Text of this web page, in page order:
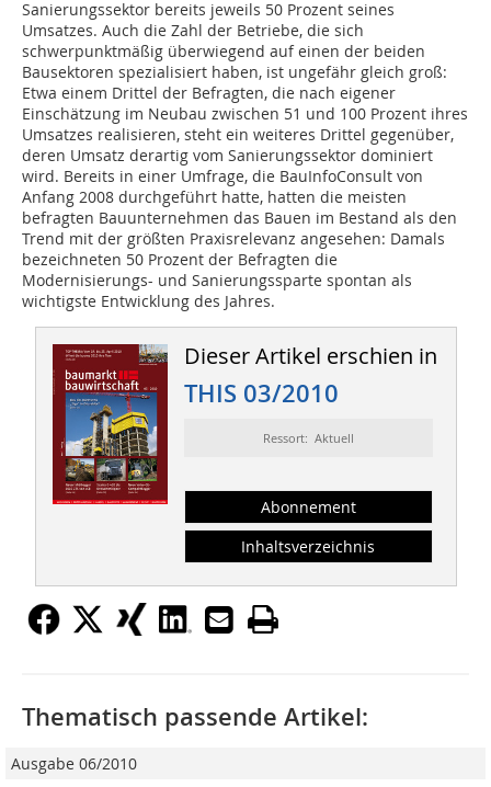
Sanierungssektor bereits jeweils 50 Prozent seines
Umsatzes. Auch die Zahl der Betriebe, die sich
schwerpunktmäßig überwiegend auf einen der beiden
Bausektoren spezialisiert haben, ist ungefähr gleich groß:
Etwa einem Drittel der Befragten, die nach eigener
Einschätzung im Neubau zwischen 51 und 100 Prozent ihres
Umsatzes realisieren, steht ein weiteres Drittel gegenüber,
deren Umsatz derartig vom Sanierungssektor dominiert
wird. Bereits in einer Umfrage, die BauInfoConsult von
Anfang 2008 durchgeführt hatte, hatten die meisten
befragten Bauunternehmen das Bauen im Bestand als den
Trend mit der größten Praxisrelevanz angesehen: Damals
bezeichneten 50 Prozent der Befragten die
Modernisierungs- und Sanierungssparte spontan als
wichtigste Entwicklung des Jahres.
Dieser Artikel erschien in
THIS 03/2010
Ressort: Aktuell
Abonnement
Inhaltsverzeichnis
Thematisch passende Artikel:
Ausgabe 06/2010